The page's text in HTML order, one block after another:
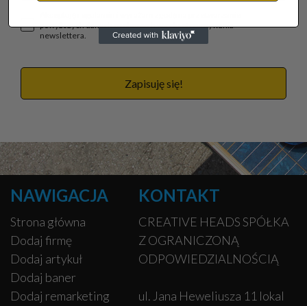
powyższych danych osobowych w celu otrzymywania
newslettera.
Zapisuję się!
NAWIGACJA
Strona główna
Dodaj firmę
Dodaj artykuł
Dodaj baner
Dodaj remarketing
KONTAKT
CREATIVE HEADS SPÓŁKA
Z OGRANICZONĄ
ODPOWIEDZIALNOŚCIĄ
ul. Jana Heweliusza 11 lokal